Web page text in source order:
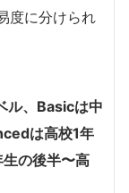
度に分けられ
ル、Basicは中
は高校1年
の後半〜高